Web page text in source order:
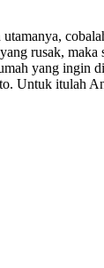
rusak,
yang
Untuk itulah